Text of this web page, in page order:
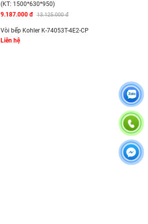
(KT: 1500*630*950)
9.187.000 đ 13.125.000 đ
Vòi bếp Kohler K-74053T-4E2-CP
Liên hệ